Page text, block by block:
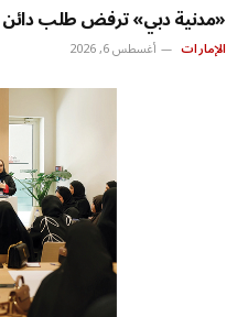
«مدنية دبي» ترفض طلب دائن وقف هبة
الإمارات أغسطس 6, 2026